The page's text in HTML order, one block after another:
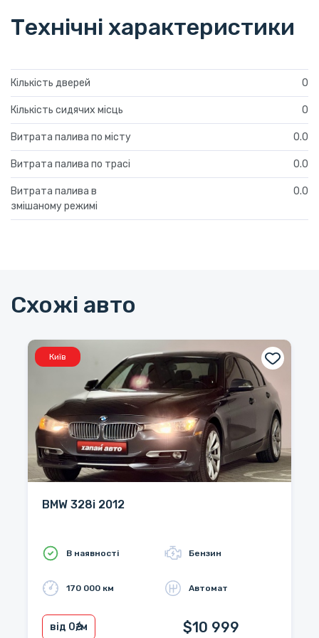
Технічні характеристики
Кількість дверей 0
Кількість сидячих місць 0
Витрата палива по місту 0.0
Витрата палива по трасі 0.0
Витрата палива в
змішаному режимі
0.0
Схожі авто
Київ
BMW 328i 2012
В наявності Бензин
170 000 км Автомат
від 0₴/м $10 999